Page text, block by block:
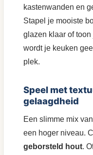
kastenwanden en
Stapel je mooiste
glazen klaar of
wordt je keuken
plek.
Speel met
gelaagdheid
Een slimme mix
een hoger niveau.
geborsteld hout.